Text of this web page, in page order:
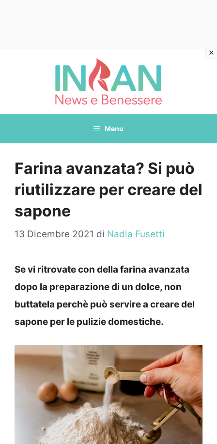
Menu
Farina avanzata? Si può
riutilizzare per creare del
sapone
13 Dicembre 2021 di Nadia Fusetti
Se vi ritrovate con della farina avanzata
dopo la preparazione di un dolce, non
buttatela perchè può servire a creare del
sapone per le pulizie domestiche.